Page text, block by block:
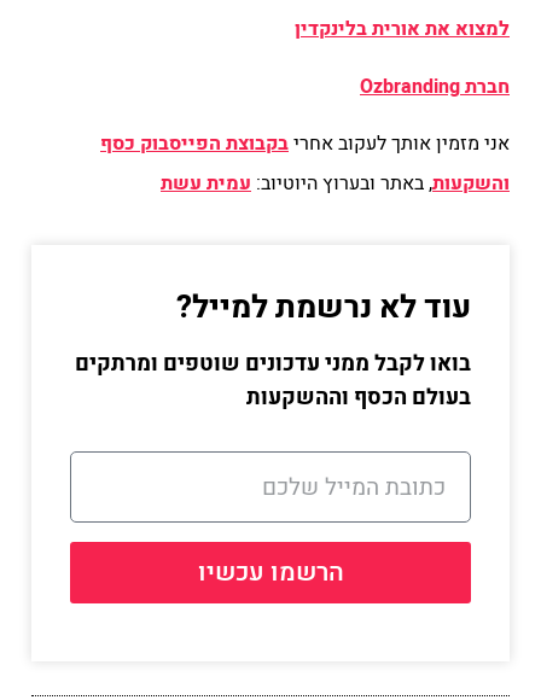
למצוא את אורית בלינקדין
חברת Ozbranding
אני מזמין אותך לעקוב אחריבקבוצת הפייסבוק כסף
והשקעות, באתר ובערוץ היוטיוב: עמית עשת
עוד לא נרשמת למייל?
בואו לקבל ממני עדכונים שוטפים ומרתקים
בעולם הכסף וההשקעות
הרשמו עכשיו